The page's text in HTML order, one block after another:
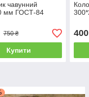
чавунний
мм ГОСТ-84
750 ₴
Купити
400